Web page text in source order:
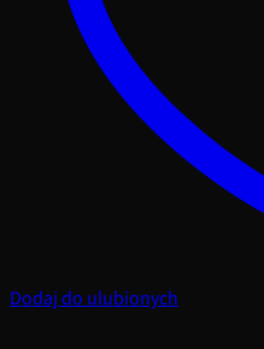
Dodaj do ulubionych